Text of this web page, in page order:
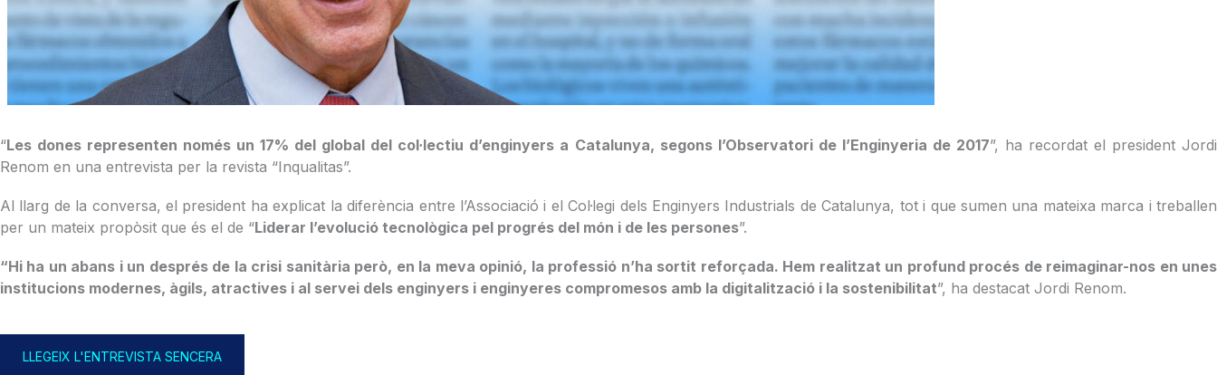
“Les dones representen només un 17% del global del col·lectiu d’enginyers a Catalunya, segons l’Observatori de l’Enginyeria de 2017”, ha recordat el president Jordi
Renom en una entrevista per la revista “Inqualitas”.
Al llarg de la conversa, el president ha explicat la diferència entre l’Associació i el Col·legi dels Enginyers Industrials de Catalunya, tot i que sumen una mateixa marca i treballen
per un mateix propòsit que és el de “Liderar l’evolució tecnològica pel progrés del món i de les persones”.
“Hi ha un abans i un després de la crisi sanitària però, en la meva opinió, la professió n’ha sortit reforçada. Hem realitzat un profund procés de reimaginar-nos en unes
institucions modernes, àgils, atractives i al servei dels enginyers i enginyeres compromesos amb la digitalització i la sostenibilitat”, ha destacat Jordi Renom.
LLEGEIX L'ENTREVISTA SENCERA